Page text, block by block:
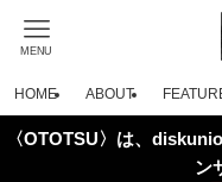
MENU
HOME ABOUT
〈OTOTSU〉は、
ン